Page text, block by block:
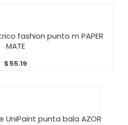
fashion punto m PAPER
MATE
$ 55.19
punta bala AZOR